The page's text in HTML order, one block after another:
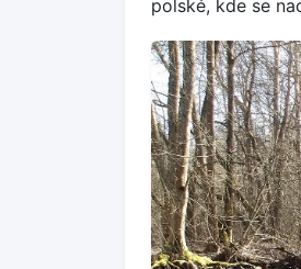
polské, kde se